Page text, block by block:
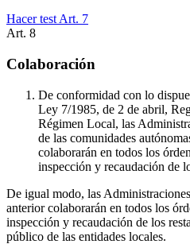
Hacer test Art. 7
Art. 8
Colaboración
De conformidad con lo
Ley 7/1985, de 2 de abril,
Régimen Local, las
de las comunidades
colaborarán en todos los
inspección y recaudación de
De igual modo, las
anterior colaborarán en todos los
inspección y recaudación de los
público de las entidades locales.